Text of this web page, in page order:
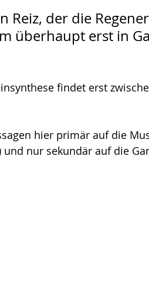
Reiz, der die
überhaupt erst in
findet erst
hier primär auf die
nur sekundär auf die